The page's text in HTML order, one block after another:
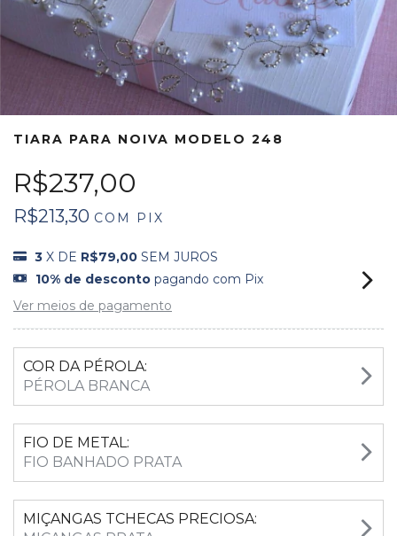
TIARA PARA NOIVA MODELO 248
R$237,00
R$213,30 COM PIX
3 X DE R$79,00 SEM JUROS
10% de desconto pagando com Pix
Ver meios de pagamento
COR DA PÉROLA:
PÉROLA BRANCA
FIO DE METAL:
FIO BANHADO PRATA
MIÇANGAS TCHECAS PRECIOSA: